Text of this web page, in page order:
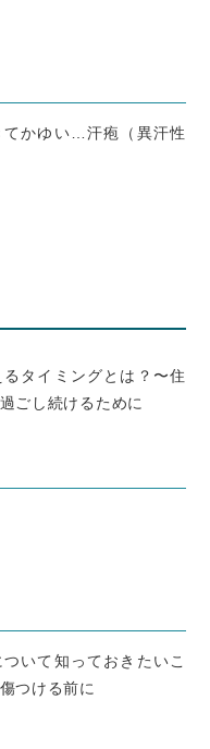
てかゆい…汗疱（異汗性
タイミングとは？〜住
ごし続けるために
いて知っておきたいこ
つける前に